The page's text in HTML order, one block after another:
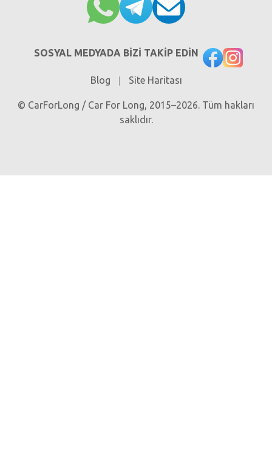
SOSYAL MEDYADA BIZI TAKIP EDIN
Blog Site Haritası
© CarForLong / Car For Long, 2015–2026. Tüm hakları
saklıdır.